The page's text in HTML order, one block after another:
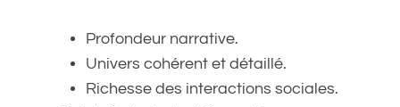
Profondeur narrative.
Univers cohérent et détaillé.
Richesse des interactions sociales.